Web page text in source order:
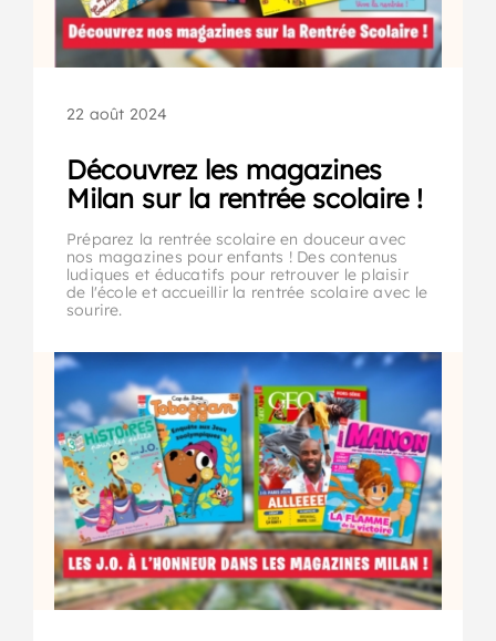
22 août 2024
Découvrez les magazines
Milan sur la rentrée scolaire !
Préparez la rentrée scolaire en douceur avec
nos magazines pour enfants ! Des contenus
ludiques et éducatifs pour retrouver le plaisir
de l'école et accueillir la rentrée scolaire avec le
sourire.